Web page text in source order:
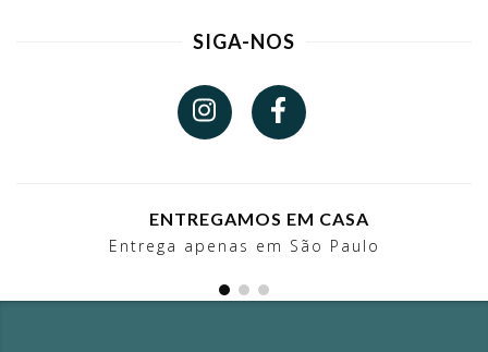
SIGA-NOS
ENTREGAMOS EM CASA
Entrega apenas em São Paulo